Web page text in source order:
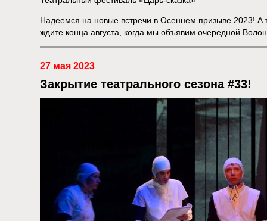
Надеемся на новые встречи в Осеннем призыве 2023! А
ждите конца августа, когда мы объявим очередной
27 мая 2023
Закрытие театрального сезона #33!